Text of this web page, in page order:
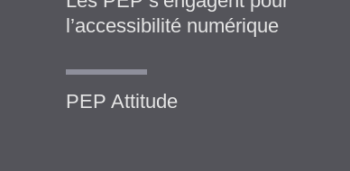
l’accessibilité numérique
PEP Attitude